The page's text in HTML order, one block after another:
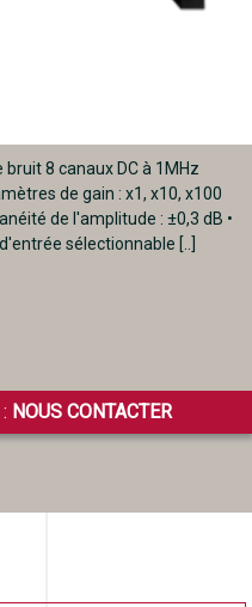
8 canaux DC à 1MHz
de gain : x1, x10, x100
de l'amplitude : ±0,3 dB •
sélectionnable [..]
NOUS CONTACTER